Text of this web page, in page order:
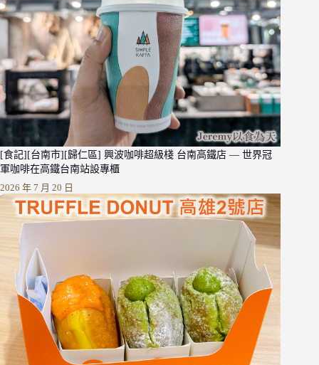
[食記][台南市][歸仁區] 興波咖啡超級棧 台南高鐵店 — 世界冠
軍咖啡在高鐵台南站設專櫃
2026 年 7 月 20 日